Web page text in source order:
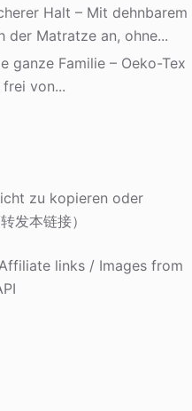
Halt – Mit dehnbarem
der Matratze an, ohne...
ganze Familie – Oeko-Tex
von...
zu kopieren oder
发本链接）
links / Images from